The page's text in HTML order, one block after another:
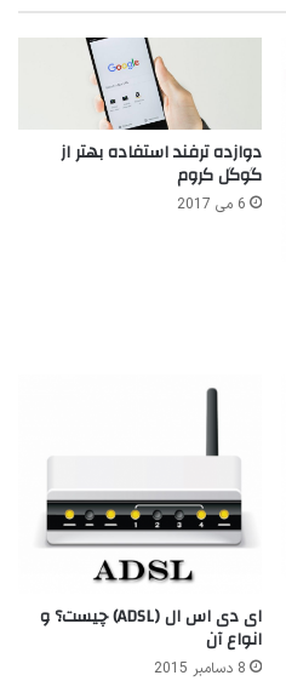
دوازده ترفند استفاده بهتر از
گوگل کروم
6 می 2017
ای دی اس ال (ADSL) چیست؟ و
انواع آن
8 دسامبر 2015